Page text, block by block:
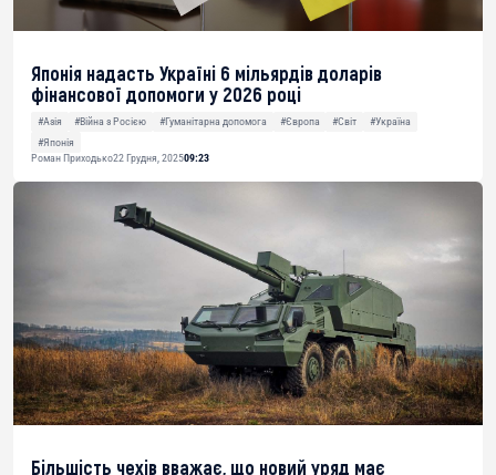
Японія надасть Україні 6 мільярдів доларів
фінансової допомоги у 2026 році
#Азія #Війна з Росією #Гуманітарна допомога #Європа #Світ
#Україна
#Японія
Роман Приходько22 Грудня, 202509:23
Більшість чехів вважає, що новий уряд має